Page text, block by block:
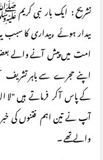
تشریح : ایک بار نبی کریم
بیدار ہوئے ،بیداری کا
امت میں پیش آنے والے
اپنے حجرے سے باہر
کے پاس آکر فرماتے ہیں "لا
آپ نے تین اہم فتنوں کی
والے تھے ۔